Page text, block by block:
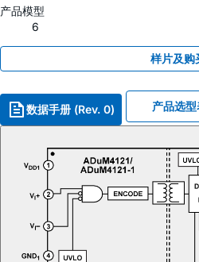
产品模型
6
样片及购
数据手册 (Rev. 0) 产品选型